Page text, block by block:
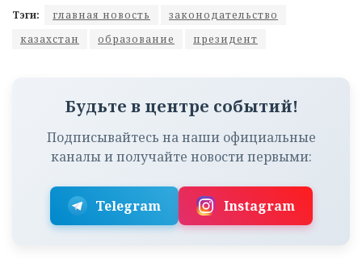
Тэги: главная новость
законодательство
казахстан
образование президент
Будьте в центре событий!
Подписывайтесь на наши официальные
каналы и получайте новости первыми:
Telegram Instagram